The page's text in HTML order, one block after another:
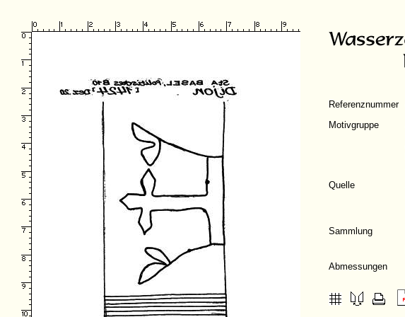
Referenznummer
Motivgruppe
Quelle
Sammlung
Abmessungen